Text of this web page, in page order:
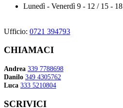
Lunedì - Venerdì 9 - 12 / 15 - 18
Ufficio: 0721 394793
CHIAMACI
Andrea 339 7788698
Danilo 349 4305762
Luca 333 5210804
SCRIVICI